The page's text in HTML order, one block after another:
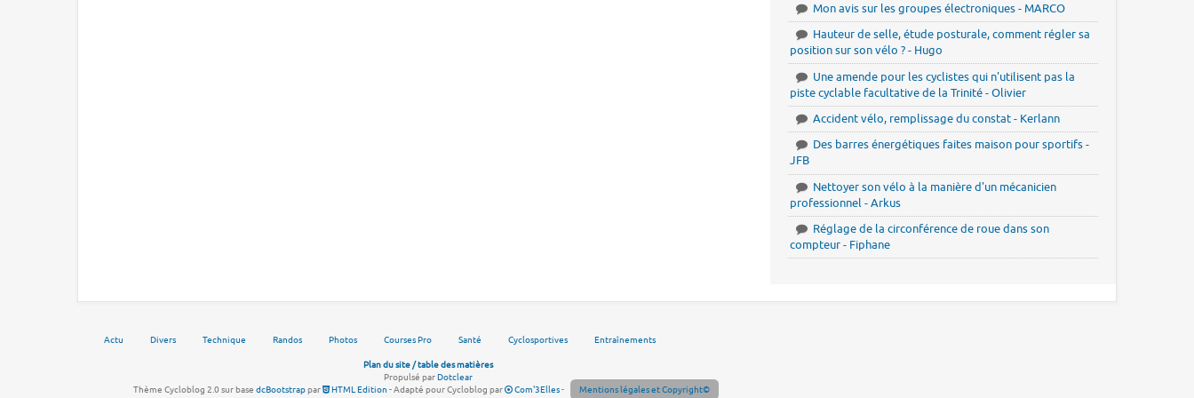
Mon avis sur les groupes électroniques - MARCO
Hauteur de selle, étude posturale, comment régler sa
position sur son vélo ? - Hugo
Une amende pour les cyclistes qui n'utilisent pas la
piste cyclable facultative de la Trinité - Olivier
Accident vélo, remplissage du constat - Kerlann
Des barres énergétiques faites maison pour sportifs -
JFB
Nettoyer son vélo à la manière d'un mécanicien
professionnel - Arkus
Réglage de la circonférence de roue dans son
compteur - Fiphane
Actu Divers Technique Randos Photos Courses Pro Santé Cyclosportives Entraînements
Plan du site / table des matières
Propulsé parDotclear
Thème Cycloblog 2.0 sur base dcBootstrappar HTML Edition - Adapté pour Cycloblog par Com'3Elles- Mentions légales et Copyright©